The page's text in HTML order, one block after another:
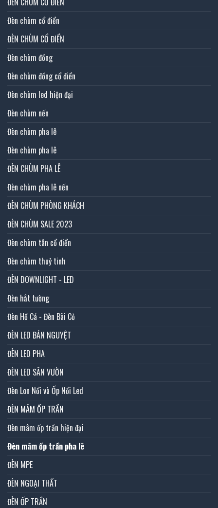
Đèn chùm cổ điển
ĐÈN CHÙM CỔ ĐIỂN
Đèn chùm đồng
Đèn chùm đồng cổ điển
Đèn chùm led hiện đại
Đèn chùm nến
Đèn chùm pha lê
Đèn chùm pha lê
ĐÈN CHÙM PHA LÊ
Đèn chùm pha lê nến
ĐÈN CHÙM PHÒNG KHÁCH
ĐÈN CHÙM SALE 2023
Đèn chùm tân cổ điển
Đèn chùm thuỷ tinh
ĐÈN DOWNLIGHT - LED
Đèn hắt tường
Đèn Hồ Cá - Đèn Bãi Cỏ
ĐÈN LED BÁN NGUYỆT
ĐÈN LED PHA
ĐÈN LED SÂN VƯỜN
Đèn Lon Nổi và Ốp Nổi Led
ĐÈN MÂM ỐP TRẦN
Đèn mâm ốp trần hiện đại
Đèn mâm ốp trần pha lê
ĐÈN MPE
ĐÈN NGOẠI THẤT
ĐÈN ỐP TRẦN